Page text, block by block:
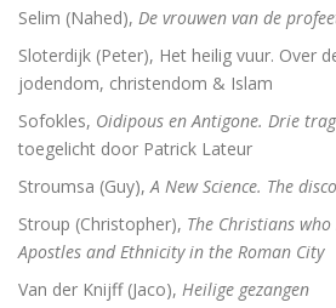
Selim (Nahed), De vrouwen van de
Sloterdijk (Peter), Het heilig vuur. Over
jodendom, christendom & Islam
Sofokles, Oidipous en Antigone. Drie
toegelicht door Patrick Lateur
Stroumsa (Guy), A New Science. The
Stroup (Christopher), The Christians who
Apostles and Ethnicity in the Roman City
Van der Knijff (Jaco), Heilige gezangen